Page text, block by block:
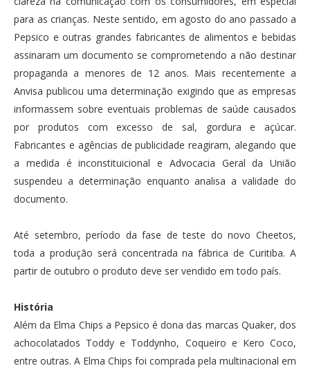
para as crianças. Neste sentido, em agosto do ano passado a
Pepsico e outras grandes fabricantes de alimentos e bebidas
assinaram um documento se comprometendo a não destinar
propaganda a menores de 12 anos. Mais recentemente a
Anvisa publicou uma determinação exigindo que as empresas
informassem sobre eventuais problemas de saúde causados
por produtos com excesso de sal, gordura e açúcar.
Fabricantes e agências de publicidade reagiram, alegando que
a medida é inconstituicional e Advocacia Geral da União
suspendeu a determinação enquanto analisa a validade do
documento.
Até setembro, período da fase de teste do novo Cheetos,
toda a produção será concentrada na fábrica de Curitiba. A
partir de outubro o produto deve ser vendido em todo país.
História
Além da Elma Chips a Pepsico é dona das marcas Quaker, dos
achocolatados Toddy e Toddynho, Coqueiro e Kero Coco,
entre outras. A Elma Chips foi comprada pela multinacional em